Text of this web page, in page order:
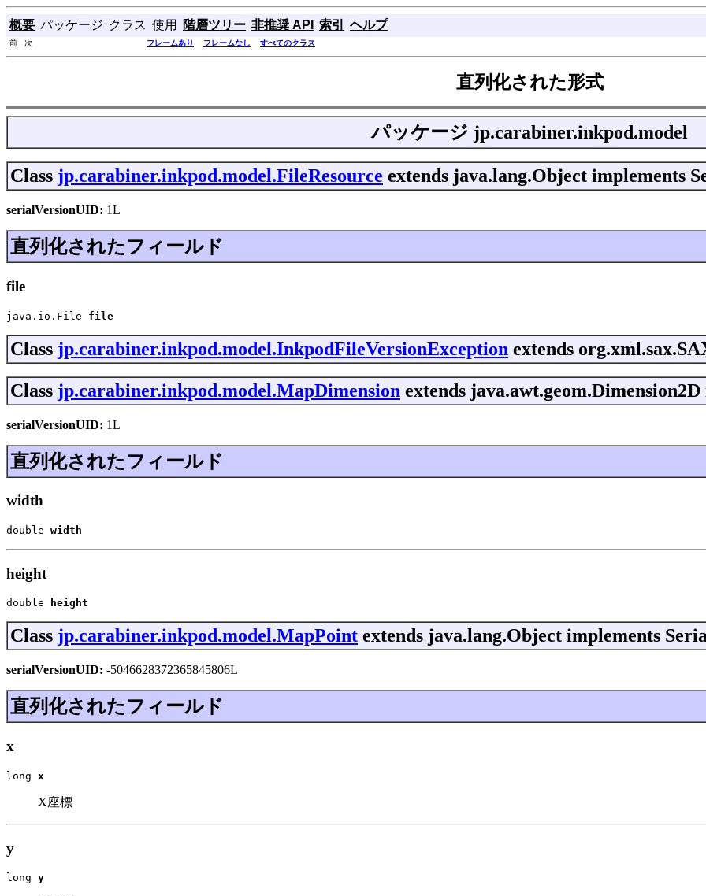
概要 パッケージ クラス 使用 階層ツリー 非推奨 API 索引 ヘルプ
前 次 フレームあり フレームなし すべてのクラス
直列化された形式
パッケージ jp.carabiner.inkpod.model
Class jp.carabiner.inkpod.model.FileResource extends java.lang.Object implements
serialVersionUID: 1L
直列化されたフィールド
file
java.io.File file
Class jp.carabiner.inkpod.model.InkpodFileVersionException extends
Class jp.carabiner.inkpod.model.MapDimension extends
serialVersionUID: 1L
直列化されたフィールド
width
double width
height
double height
Class jp.carabiner.inkpod.model.MapPoint extends java.lang.Object implements
serialVersionUID: -5046628372365845806L
直列化されたフィールド
x
long x
X座標
y
long y